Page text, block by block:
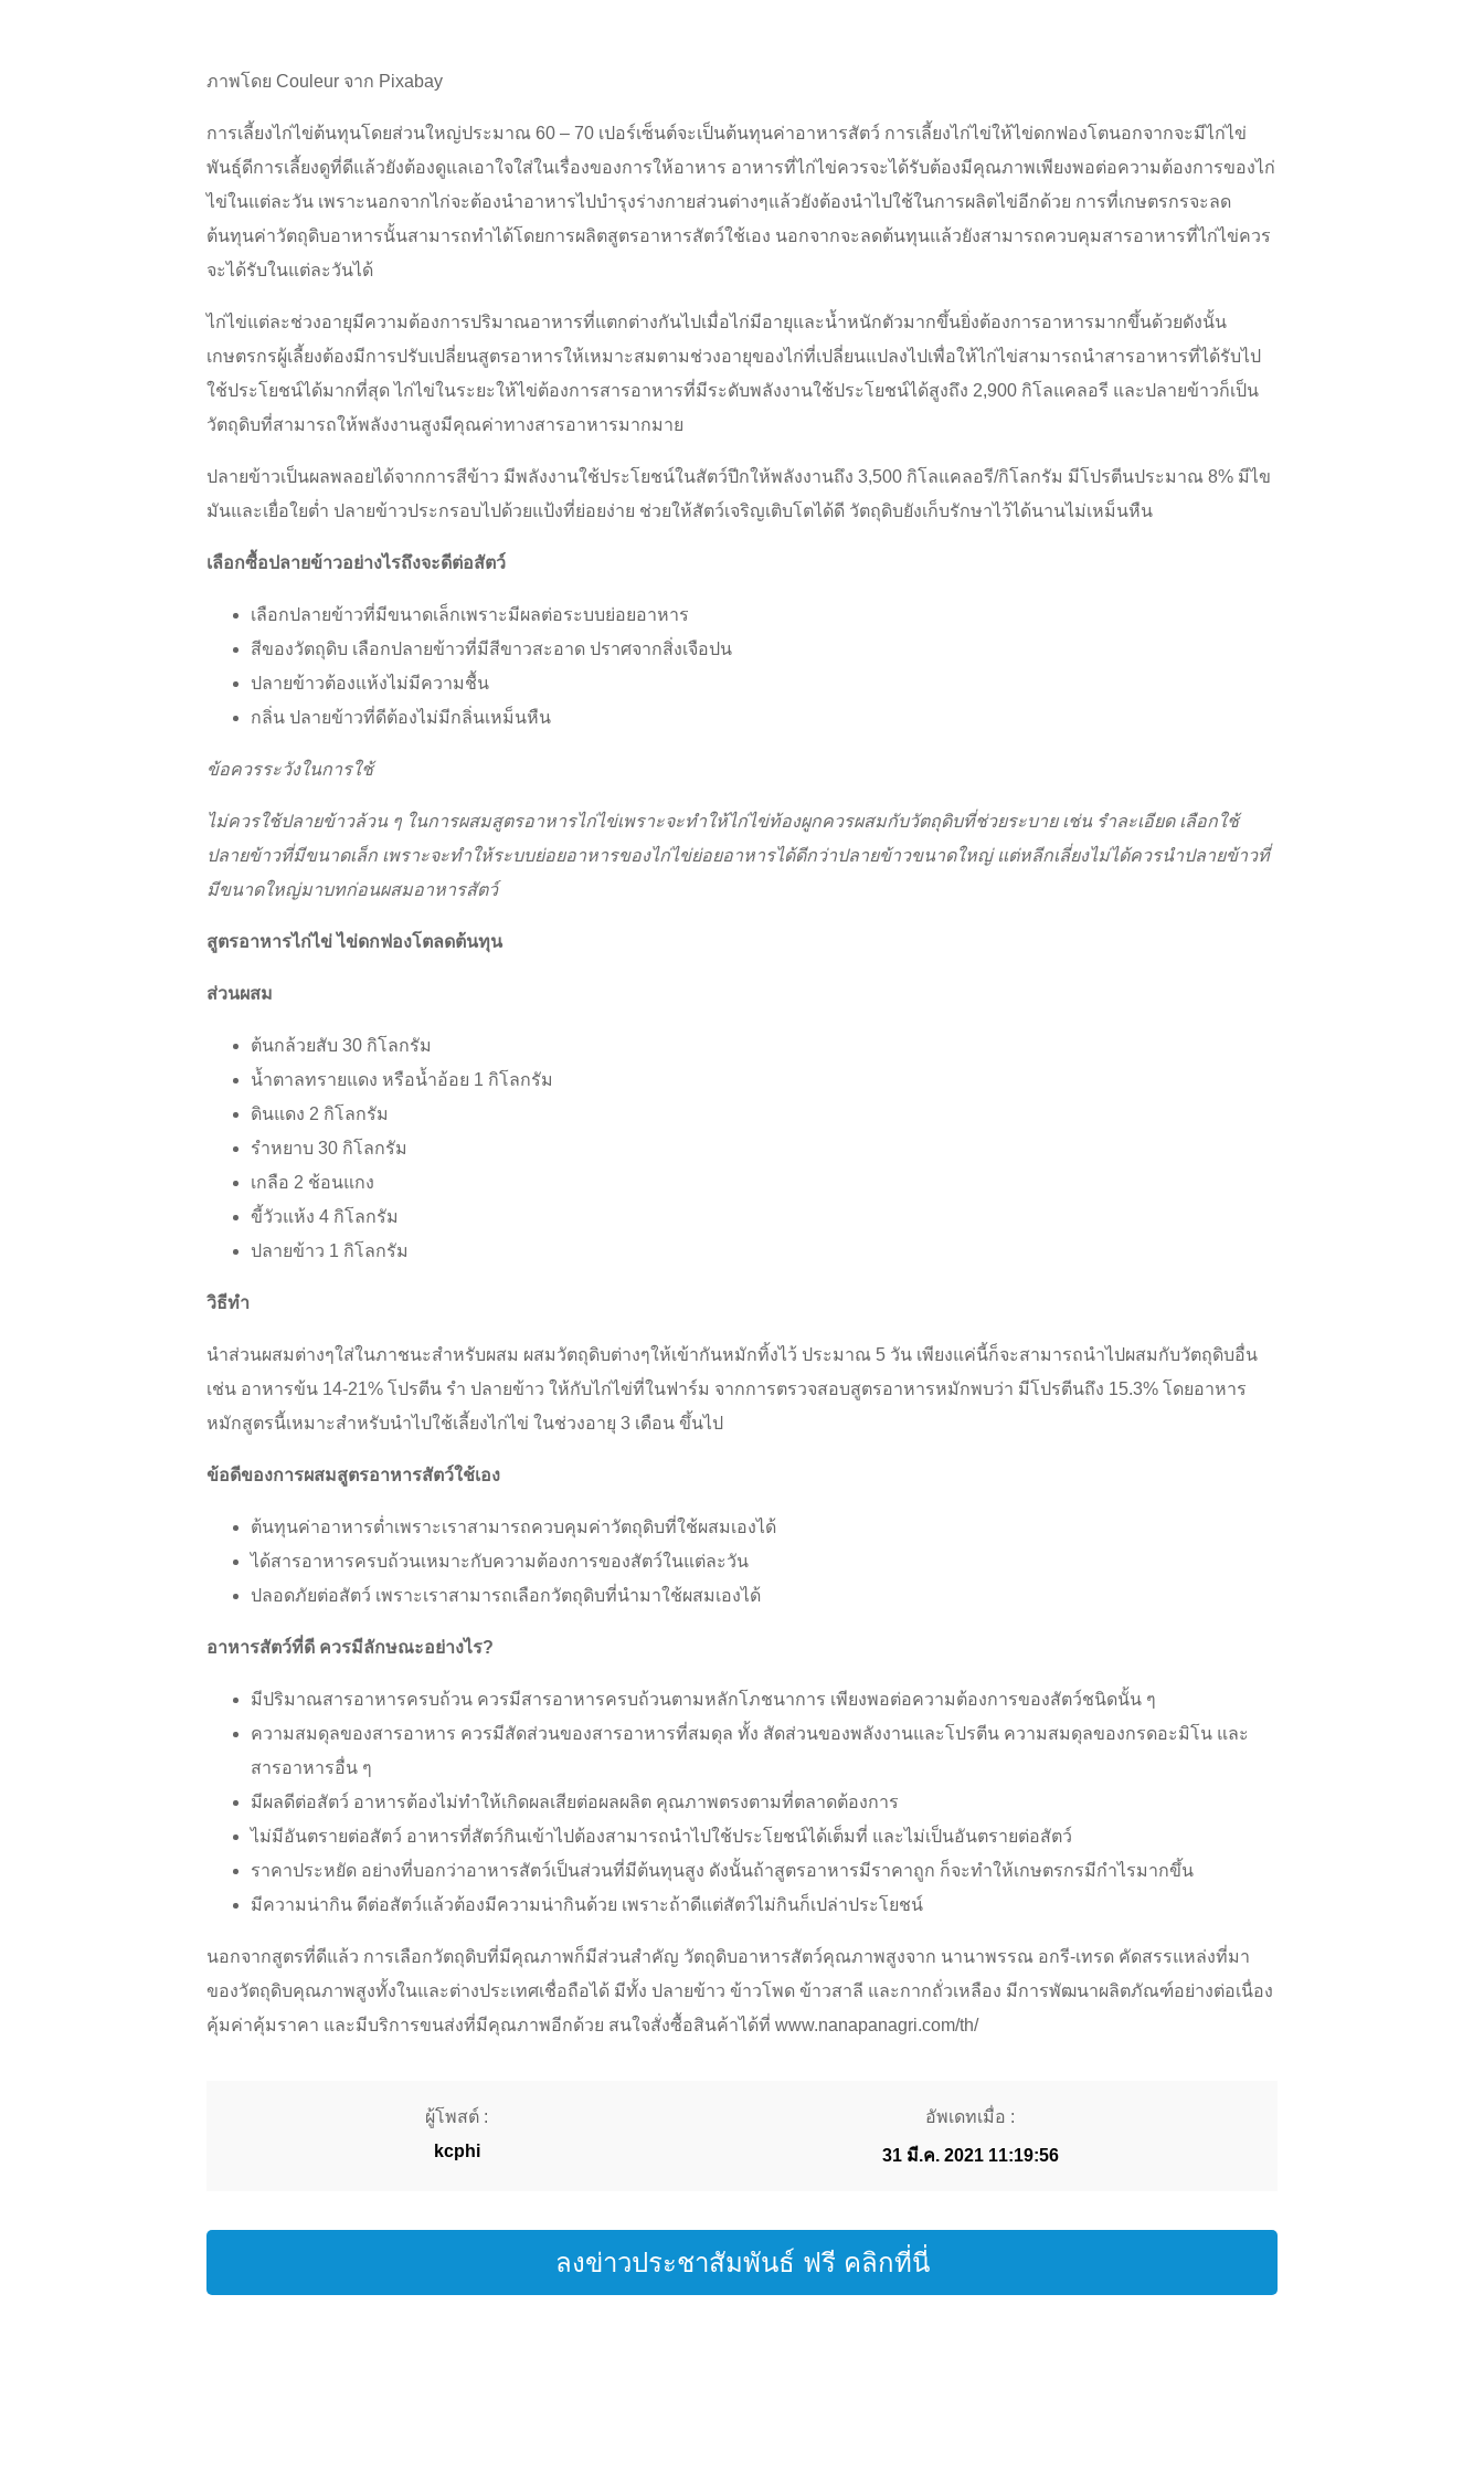
ภาพโดย Couleur จาก Pixabay
การเลี้ยงไก่ไข่ต้นทุนโดยส่วนใหญ่ประมาณ 60 – 70 เปอร์เซ็นต์จะเป็นต้นทุนค่าอาหารสัตว์ การเลี้ยงไก่ไข่ให้ไข่ดกฟองโตนอกจากจะมีไก่ไข่
พันธุ์ดีการเลี้ยงดูที่ดีแล้วยังต้องดูแลเอาใจใส่ในเรื่องของการให้อาหาร อาหารที่ไก่ไข่ควรจะได้รับต้องมีคุณภาพเพียงพอต่อความต้องการของไก่
ไข่ในแต่ละวัน เพราะนอกจากไก่จะต้องนำอาหารไปบำรุงร่างกายส่วนต่างๆแล้วยังต้องนำไปใช้ในการผลิตไข่อีกด้วย การที่เกษตรกรจะลด
ต้นทุนค่าวัตถุดิบอาหารนั้นสามารถทำได้โดยการผลิตสูตรอาหารสัตว์ใช้เอง นอกจากจะลดต้นทุนแล้วยังสามารถควบคุมสารอาหารที่ไก่ไข่ควร
จะได้รับในแต่ละวันได้
ไก่ไข่แต่ละช่วงอายุมีความต้องการปริมาณอาหารที่แตกต่างกันไปเมื่อไก่มีอายุและน้ำหนักตัวมากขึ้นยิ่งต้องการอาหารมากขึ้นด้วยดังนั้น
เกษตรกรผู้เลี้ยงต้องมีการปรับเปลี่ยนสูตรอาหารให้เหมาะสมตามช่วงอายุของไก่ที่เปลี่ยนแปลงไปเพื่อให้ไก่ไข่สามารถนำสารอาหารที่ได้รับไป
ใช้ประโยชน์ได้มากที่สุด ไก่ไข่ในระยะให้ไข่ต้องการสารอาหารที่มีระดับพลังงานใช้ประโยชน์ได้สูงถึง 2,900 กิโลแคลอรี และปลายข้าวก็เป็น
วัตถุดิบที่สามารถให้พลังงานสูงมีคุณค่าทางสารอาหารมากมาย
ปลายข้าวเป็นผลพลอยได้จากการสีข้าว มีพลังงานใช้ประโยชน์ในสัตว์ปีกให้พลังงานถึง 3,500 กิโลแคลอรี/กิโลกรัม มีโปรตีนประมาณ 8% มีไข
มันและเยื่อใยต่ำ ปลายข้าวประกรอบไปด้วยแป้งที่ย่อยง่าย ช่วยให้สัตว์เจริญเติบโตได้ดี วัตถุดิบยังเก็บรักษาไว้ได้นานไม่เหม็นหืน
เลือกซื้อปลายข้าวอย่างไรถึงจะดีต่อสัตว์
เลือกปลายข้าวที่มีขนาดเล็กเพราะมีผลต่อระบบย่อยอาหาร
สีของวัตถุดิบ เลือกปลายข้าวที่มีสีขาวสะอาด ปราศจากสิ่งเจือปน
ปลายข้าวต้องแห้งไม่มีความชื้น
กลิ่น ปลายข้าวที่ดีต้องไม่มีกลิ่นเหม็นหืน
ข้อควรระวังในการใช้
ไม่ควรใช้ปลายข้าวล้วน ๆ ในการผสมสูตรอาหารไก่ไข่เพราะจะทำให้ไก่ไข่ท้องผูกควรผสมกับวัตถุดิบที่ช่วยระบาย เช่น รำละเอียด เลือกใช้
ปลายข้าวที่มีขนาดเล็ก เพราะจะทำให้ระบบย่อยอาหารของไก่ไข่ย่อยอาหารได้ดีกว่าปลายข้าวขนาดใหญ่ แต่หลีกเลี่ยงไม่ได้ควรนำปลายข้าวที่
มีขนาดใหญ่มาบทก่อนผสมอาหารสัตว์
สูตรอาหารไก่ไข่ ไข่ดกฟองโตลดต้นทุน
ส่วนผสม
ต้นกล้วยสับ 30 กิโลกรัม
น้ำตาลทรายแดง หรือน้ำอ้อย 1 กิโลกรัม
ดินแดง 2 กิโลกรัม
รำหยาบ 30 กิโลกรัม
เกลือ 2 ช้อนแกง
ขี้วัวแห้ง 4 กิโลกรัม
ปลายข้าว 1 กิโลกรัม
วิธีทำ
นำส่วนผสมต่างๆใส่ในภาชนะสำหรับผสม ผสมวัตถุดิบต่างๆให้เข้ากันหมักทิ้งไว้ ประมาณ 5 วัน เพียงแค่นี้ก็จะสามารถนำไปผสมกับวัตถุดิบอื่น
เช่น อาหารข้น 14-21% โปรตีน รำ ปลายข้าว ให้กับไก่ไข่ที่ในฟาร์ม จากการตรวจสอบสูตรอาหารหมักพบว่า มีโปรตีนถึง 15.3% โดยอาหาร
หมักสูตรนี้เหมาะสำหรับนำไปใช้เลี้ยงไก่ไข่ ในช่วงอายุ 3 เดือน ขึ้นไป
ข้อดีของการผสมสูตรอาหารสัตว์ใช้เอง
ต้นทุนค่าอาหารต่ำเพราะเราสามารถควบคุมค่าวัตถุดิบที่ใช้ผสมเองได้
ได้สารอาหารครบถ้วนเหมาะกับความต้องการของสัตว์ในแต่ละวัน
ปลอดภัยต่อสัตว์ เพราะเราสามารถเลือกวัตถุดิบที่นำมาใช้ผสมเองได้
อาหารสัตว์ที่ดี ควรมีลักษณะอย่างไร?
มีปริมาณสารอาหารครบถ้วน ควรมีสารอาหารครบถ้วนตามหลักโภชนาการ เพียงพอต่อความต้องการของสัตว์ชนิดนั้น ๆ
ความสมดุลของสารอาหาร ควรมีสัดส่วนของสารอาหารที่สมดุล ทั้ง สัดส่วนของพลังงานและโปรตีน ความสมดุลของกรดอะมิโน และ
สารอาหารอื่น ๆ
มีผลดีต่อสัตว์ อาหารต้องไม่ทำให้เกิดผลเสียต่อผลผลิต คุณภาพตรงตามที่ตลาดต้องการ
ไม่มีอันตรายต่อสัตว์ อาหารที่สัตว์กินเข้าไปต้องสามารถนำไปใช้ประโยชน์ได้เต็มที่ และไม่เป็นอันตรายต่อสัตว์
ราคาประหยัด อย่างที่บอกว่าอาหารสัตว์เป็นส่วนที่มีต้นทุนสูง ดังนั้นถ้าสูตรอาหารมีราคาถูก ก็จะทำให้เกษตรกรมีกำไรมากขึ้น
มีความน่ากิน ดีต่อสัตว์แล้วต้องมีความน่ากินด้วย เพราะถ้าดีแต่สัตว์ไม่กินก็เปล่าประโยชน์
นอกจากสูตรที่ดีแล้ว การเลือกวัตถุดิบที่มีคุณภาพก็มีส่วนสำคัญ วัตถุดิบอาหารสัตว์คุณภาพสูงจาก นานาพรรณ อกรี-เทรด คัดสรรแหล่งที่มา
ของวัตถุดิบคุณภาพสูงทั้งในและต่างประเทศเชื่อถือได้ มีทั้ง ปลายข้าว ข้าวโพด ข้าวสาลี และกากถั่วเหลือง มีการพัฒนาผลิตภัณฑ์อย่างต่อเนื่อง
คุ้มค่าคุ้มราคา และมีบริการขนส่งที่มีคุณภาพอีกด้วย สนใจสั่งซื้อสินค้าได้ที่ www.nanapanagri.com/th/
ผู้โพสต์ :
kcphi
อัพเดทเมื่อ :
31 มี.ค. 2021 11:19:56
ลงข่าวประชาสัมพันธ์ ฟรี คลิกที่นี่